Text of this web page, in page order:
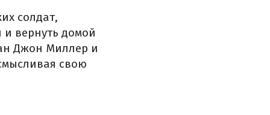
солдат,
вернуть домой
Джон Миллер и
свою